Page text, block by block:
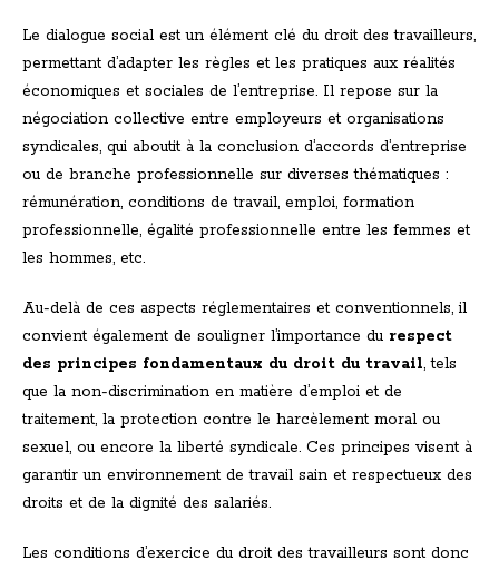
Le dialogue social est un élément clé du droit des travailleurs,
permettant d’adapter les règles et les pratiques aux réalités
économiques et sociales de l’entreprise. Il repose sur la
négociation collective entre employeurs et organisations
syndicales, qui aboutit à la conclusion d’accords d’entreprise
ou de branche professionnelle sur diverses thématiques :
rémunération, conditions de travail, emploi, formation
professionnelle, égalité professionnelle entre les femmes et
les hommes, etc.
Au-delà de ces aspects réglementaires et conventionnels, il
convient également de souligner l’importance du respect
des principes fondamentaux du droit du travail, tels
que la non-discrimination en matière d’emploi et de
traitement, la protection contre le harcèlement moral ou
sexuel, ou encore la liberté syndicale. Ces principes visent à
garantir un environnement de travail sain et respectueux des
droits et de la dignité des salariés.
Les conditions d’exercice du droit des travailleurs sont donc